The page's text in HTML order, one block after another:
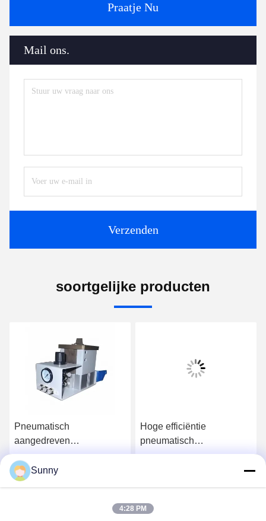
Praatje Nu
Mail ons.
Verzenden
soortgelijke producten
Pneumatisch
aangedreven
hoogwaardige pcb-
afscherper met
aanpasbare snijmachine
Hoge efficiëntie
pneumatisch
aangedreven pcb-
Sunny
4:28 PM